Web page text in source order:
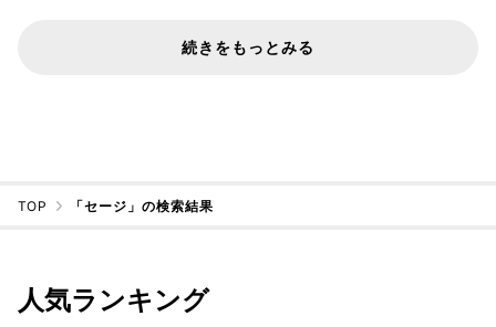
続きをもっとみる
TOP 「セージ」の検索結果
人気ランキング